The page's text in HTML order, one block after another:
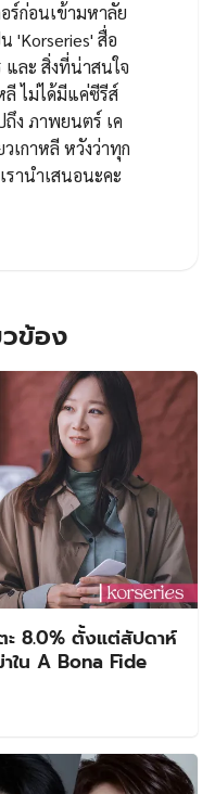
ร์ก่อนเข้ามหาลัย
'Korseries' สื่อ
ละ สิ่งที่น่าสนใจ
ลี ไม่ได้มีแค่ซีรีส์
ง ภาพยนตร์ เค
เกาหลี หวังว่าทุก
านำเสนอนะคะ
วข้อง
ะ 8.0% ตั้งแต่สัปดาห์
ใน A Bona Fide